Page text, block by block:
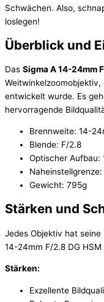
Schwächen. Also,
loslegen!
Überblick und
Das Sigma A 14-24mm
entwickelt wurde. Es
hervorragende
Brennweite: 14-
Blende: F/2.8
Optischer Aufbau:
Gewicht: 795g
Stärken und
Jedes Objektiv hat
14-24mm F/2.8 DG
Stärken:
Exzellente